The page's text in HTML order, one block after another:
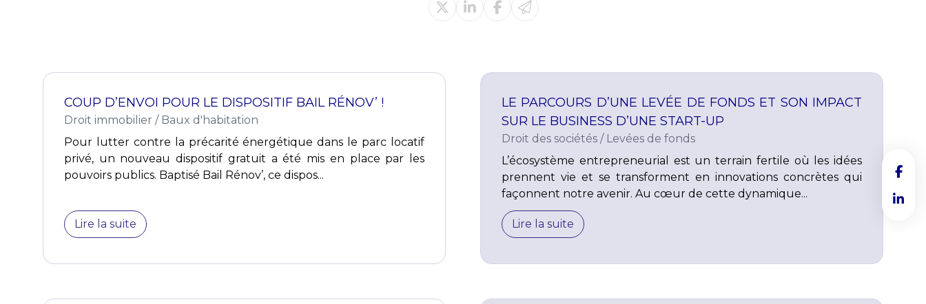
COUP D’ENVOI POUR LE DISPOSITIF BAIL RÉNOV’ !
Droit immobilier / Baux d'habitation
Pour lutter contre la précarité énergétique dans le parc locatif
privé, un nouveau dispositif gratuit a été mis en place par les
pouvoirs publics. Baptisé Bail Rénov’, ce dispos...
Lire la suite
LE PARCOURS D’UNE LEVÉE DE FONDS ET SON IMPACT
SUR LE BUSINESS D’UNE START-UP
Droit des sociétés / Levées de fonds
L’écosystème entrepreneurial est un terrain fertile où les idées
prennent vie et se transforment en innovations concrètes qui
façonnent notre avenir. Au cœur de cette dynamique...
Lire la suite